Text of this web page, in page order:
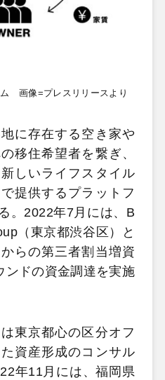
画像=プレスリリースより
に存在する空き家や
移住希望者を繋ぎ、
しいライフスタイル
提供するプラットフ
。2022年7月には、B
（東京都渋谷区）と
らの第三者割当増資
ンドの資金調達を実施
東京都心の区分オフ
資産形成のコンサル
年11月には、福岡県